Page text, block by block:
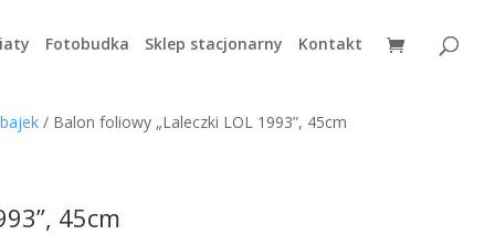
Fotobudka Sklep stacjonarny Kontakt
/ Balon foliowy „Laleczki LOL 1993”, 45cm
45cm